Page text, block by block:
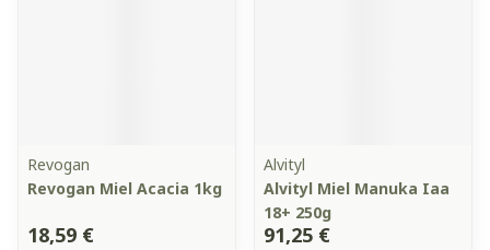
Revogan
Revogan Miel Acacia 1kg
18,59 €
Alvityl
Alvityl Miel Manuka Iaa
18+ 250g
91,25 €